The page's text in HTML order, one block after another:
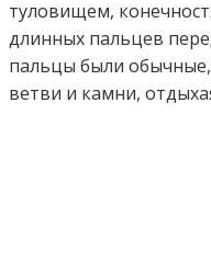
туловищем,
длинных пальцев
пальцы были
ветви и камни,